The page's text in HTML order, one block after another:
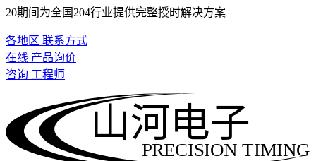
20期间为全国204行业提供完整授时解决方案
各地区 联系方式
在线 产品询价
咨询 工程师
PRECISION TIMING
山河电子